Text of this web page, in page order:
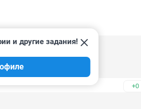
+0
и другие задания!